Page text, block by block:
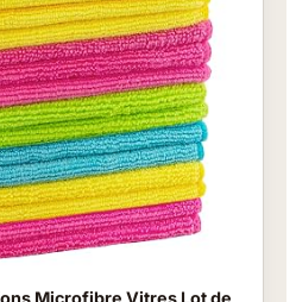
Microfibre Vitres Lot de